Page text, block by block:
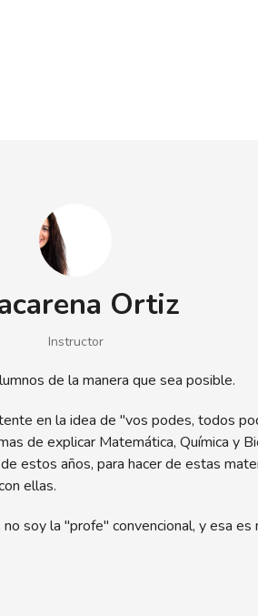
Ortiz
Instructor
de la manera que sea posible.
en la idea de "vos podes, todos
de explicar Matemática, Química y
estos años, para hacer de estas
ellas.
soy la "profe" convencional, y esa